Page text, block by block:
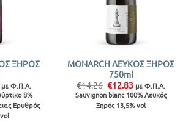
ΞΗΡΟΣ
Η
€16.41.
με Φ.Π.Α.
8%
Ερυθρός
MONARCH ΛΕΥΚΟΣ ΞΗΡΟΣ
750ml
€14.26 Original
price
was:
€14.26.
€12.83Η
τρέχουσα
τιμή
είναι:
με Φ.Π.Α.
Sauvignon blanc 100% Λευκός
Ξηρός 13,5% vol